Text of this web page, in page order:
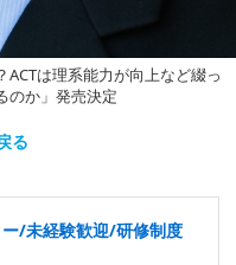
は理系能力が向上など綴っ
のか」発売決定
る
ー/未経験歓迎/研修制度